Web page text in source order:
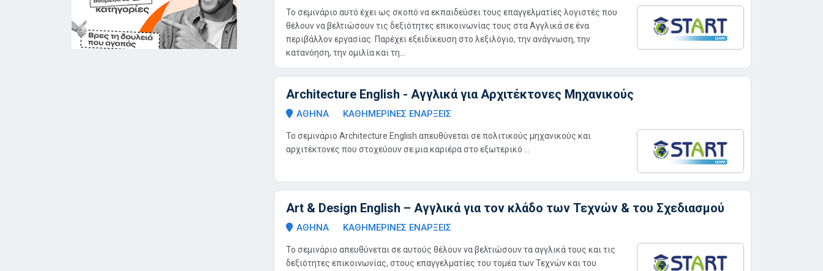
Το σεμινάριο αυτό έχει ως σκοπό να εκπαιδεύσει τους επαγγελματίες λογιστές που
θέλουν να βελτιώσουν τις δεξιότητες επικοινωνίας τους στα Αγγλικά σε ένα
περιβάλλον εργασίας. Παρέχει εξειδίκευση στο λεξιλόγιο, την ανάγνωση, την
κατανόηση, την ομιλία και τη...
Architecture English - Αγγλικά για Αρχιτέκτονες Μηχανικούς
ΑΘΗΝΑ ΚΑΘΗΜΕΡΙΝΕΣ ΕΝΑΡΞΕΙΣ
Το σεμινάριο Architecture English απευθύνεται σε πολιτικούς μηχανικούς και
αρχιτέκτονες που στοχεύουν σε μια καριέρα στο εξωτερικό ...
Art & Design English – Αγγλικά για τον κλάδο των Τεχνών & του Σχεδιασμού
ΑΘΗΝΑ ΚΑΘΗΜΕΡΙΝΕΣ ΕΝΑΡΞΕΙΣ
Το σεμινάριο απευθύνεται σε αυτούς θέλουν να βελτιώσουν τα αγγλικά τους και τις
δεξιότητες επικοινωνίας, στους επαγγελματίες του τομέα των Τεχνών και του